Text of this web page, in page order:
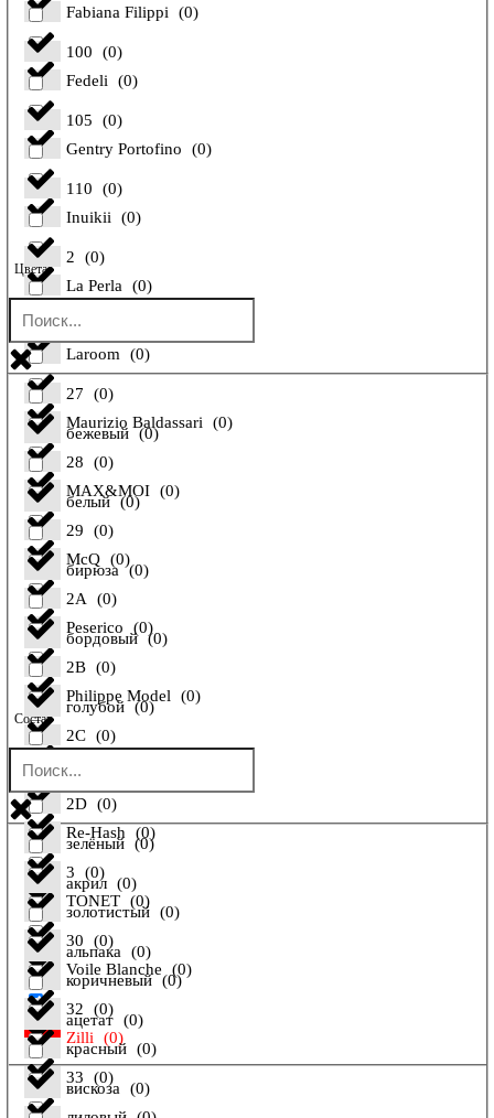
Fabiana Filippi (0)
Fedeli (0)
Gentry Portofino (0)
Inuikii (0)
La Perla (0)
Laroom (0)
Maurizio Baldassari (0)
MAX&MOI (0)
McQ (0)
Peserico (0)
Philippe Model (0)
Pollini
Re-Hash (0)
TONET (0)
Voile Blanche (0)
Zilli (0)
100 (0)
105 (0)
110 (0)
2 (0)
26
27 (0)
28 (0)
29 (0)
2A (0)
2B (0)
2C (0)
2D (0)
3 (0)
30 (0)
32 (0)
33 (0)
Цвета
бежевый (0)
белый (0)
бирюза (0)
бордовый (0)
голубой (0)
желтый
зелёный (0)
золотистый (0)
коричневый (0)
красный (0)
Состав
акрил (0)
альпака (0)
ацетат (0)
вискоза (0)